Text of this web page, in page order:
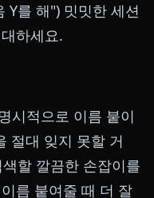
Y를 해") 밋밋한 세션
하세요.
시적으로 이름 붙이
절대 잊지 못할 거
할 깔끔한 손잡이를
름 붙여줄 때 더 잘